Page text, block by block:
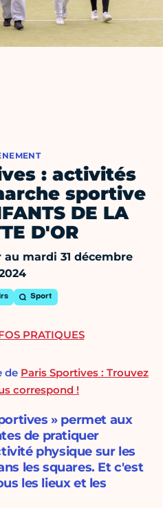
: activités
sportive
DE LA
D'OR
au mardi 31 décembre
Sport
de Paris Sportives : Trouvez
correspond !
» permet aux
de pratiquer
physique sur les
les squares. Et c'est
les lieux et les
PRATIQUES